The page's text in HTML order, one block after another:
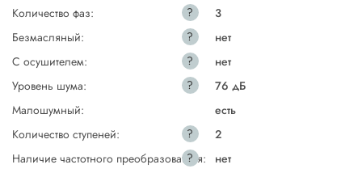
Количество фаз:
?
3
Безмасляный:
?
нет
С осушителем:
?
нет
Уровень шума:
?
76 дБ
Малошумный:
есть
Количество ступеней:
?
2
Наличие частотного преобразователя:
?
нет